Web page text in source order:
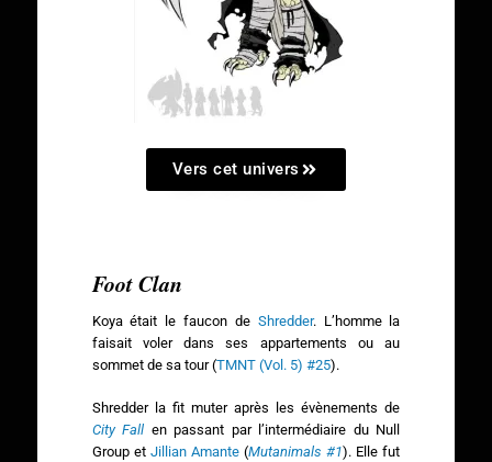
Vers cet univers
Foot Clan
Koya était le faucon de Shredder. L’homme la
faisait voler dans ses appartements ou au
sommet de sa tour (TMNT (Vol. 5) #25).
Shredder la fit muter après les évènements de
City Fall en passant par l’intermédiaire du Null
Group et Jillian Amante(Mutanimals #1). Elle fut